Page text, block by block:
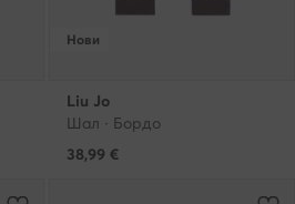
Нови
Liu Jo
Шал · Бордо
38,99 €